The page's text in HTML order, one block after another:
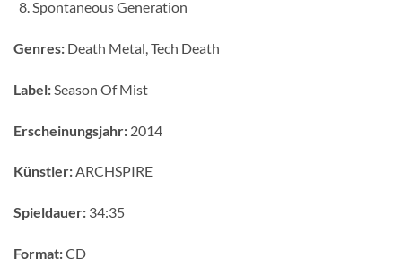
Spontaneous Generation
Genres: Death Metal, Tech Death
Label: Season Of Mist
Erscheinungsjahr: 2014
Künstler:ARCHSPIRE
Spieldauer: 34:35
Format:CD